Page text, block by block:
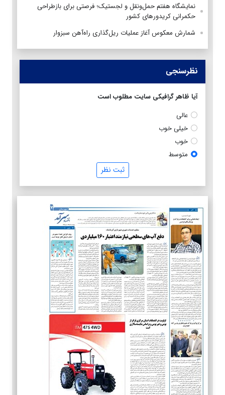
نمایشگاه هفتم حمل‌ونقل و لجستیک؛ فرصتی برای بازطراحی
حکمرانی کریدورهای کشور
شمارش معکوس آغاز عملیات ریل‌گذاری راه‌آهن سبزوار
نظرسنجی
آیا ظاهر گرافیکی سایت مطلوب است
عالی
خیلی خوب
خوب
متوسط
ثبت نظر